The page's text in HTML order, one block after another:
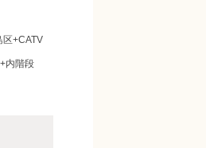
区+CATV
内階段